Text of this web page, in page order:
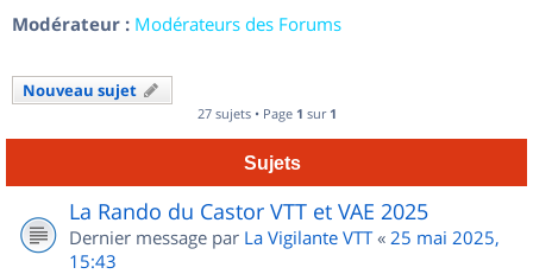
Modérateur : Modérateurs des Forums
Nouveau sujet
27 sujets • Page 1 sur 1
Sujets
La Rando du Castor VTT et VAE 2025
Dernier message par La Vigilante VTT« 25 mai 2025,
15:43